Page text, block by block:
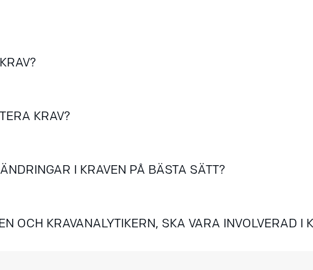
KRAV?
I KRAVEN PÅ BÄSTA SÄTT?
OCH KRAVANALYTIKERN, SKA VARA INVOLVERAD I